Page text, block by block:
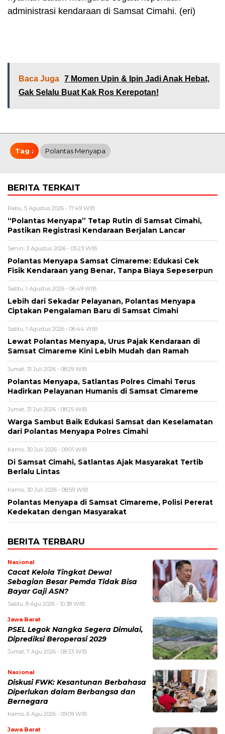
administrasi kendaraan di Samsat Cimahi. (eri)
Baca Juga 7 Momen Upin & Ipin Jadi Anak Hebat,
Gak Selalu Buat Kak Ros Kerepotan!
Tag : Polantas Menyapa
BERITA TERKAIT
Rabu, 5 Agustus 2026 - 17:49 WIB
“Polantas Menyapa” Tetap Rutin di Samsat Cimahi,
Pastikan Registrasi Kendaraan Berjalan Lancar
Senin, 3 Agustus 2026 - 05:23 WIB
Polantas Menyapa Samsat Cimareme: Edukasi Cek
Fisik Kendaraan yang Benar, Tanpa Biaya Sepeserpun
Sabtu, 1 Agustus 2026 - 06:49 WIB
Lebih dari Sekadar Pelayanan, Polantas Menyapa
Ciptakan Pengalaman Baru di Samsat Cimahi
Sabtu, 1 Agustus 2026 - 06:44 WIB
Lewat Polantas Menyapa, Urus Pajak Kendaraan di
Samsat Cimareme Kini Lebih Mudah dan Ramah
Jumat, 31 Juli 2026 - 08:29 WIB
Polantas Menyapa, Satlantas Polres Cimahi Terus
Hadirkan Pelayanan Humanis di Samsat Cimareme
Jumat, 31 Juli 2026 - 08:25 WIB
Warga Sambut Baik Edukasi Samsat dan Keselamatan
dari Polantas Menyapa Polres Cimahi
Kamis, 30 Juli 2026 - 09:01 WIB
Di Samsat Cimahi, Satlantas Ajak Masyarakat Tertib
Berlalu Lintas
Kamis, 30 Juli 2026 - 08:59 WIB
Polantas Menyapa di Samsat Cimareme, Polisi Pererat
Kedekatan dengan Masyarakat
BERITA TERBARU
Nasional
Cacat Kelola Tingkat Dewa!
Sebagian Besar Pemda Tidak Bisa
Bayar Gaji ASN?
Sabtu, 8 Agu 2026 - 10:38 WIB
Jawa Barat
PSEL Legok Nangka Segera Dimulai,
Diprediksi Beroperasi 2029
Jumat, 7 Agu 2026 - 08:33 WIB
Nasional
Diskusi FWK: Kesantunan Berbahasa
Diperlukan dalam Berbangsa dan
Bernegara
Kamis, 6 Agu 2026 - 09:09 WIB
Jawa Barat